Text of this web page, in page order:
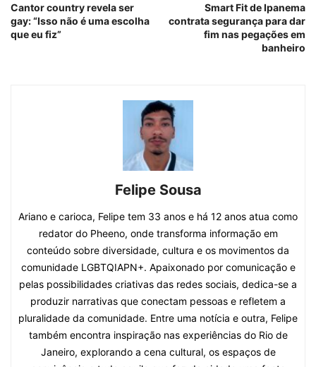
Cantor country revela ser
gay: “Isso não é uma escolha
que eu fiz”
Smart Fit de Ipanema
contrata segurança para dar
fim nas pegações em
banheiro
Felipe Sousa
Ariano e carioca, Felipe tem 33 anos e há 12 anos atua como
redator do Pheeno, onde transforma informação em
conteúdo sobre diversidade, cultura e os movimentos da
comunidade LGBTQIAPN+. Apaixonado por comunicação e
pelas possibilidades criativas das redes sociais, dedica-se a
produzir narrativas que conectam pessoas e refletem a
pluralidade da comunidade. Entre uma notícia e outra, Felipe
também encontra inspiração nas experiências do Rio de
Janeiro, explorando a cena cultural, os espaços de